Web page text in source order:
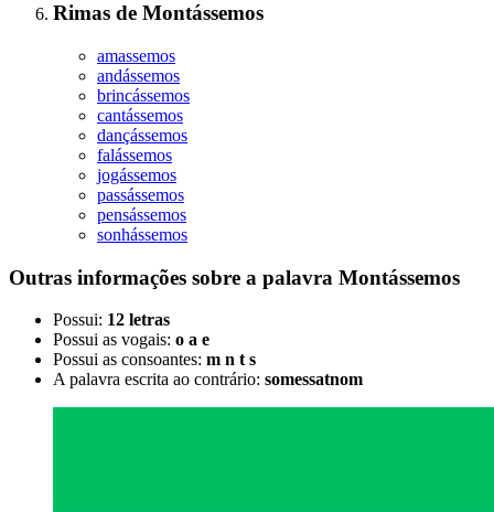
Rimas de Montássemos
amassemos
andássemos
brincássemos
cantássemos
dançássemos
falássemos
jogássemos
passássemos
pensássemos
sonhássemos
Outras informações sobre a palavra Montássemos
Possui: 12 letras
Possui as vogais: o a e
Possui as consoantes: m n t s
A palavra escrita ao contrário: somessatnom